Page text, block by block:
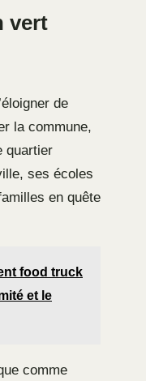
vert
de
la commune,
quartier
ses écoles
en quête
food truck
et le
comme